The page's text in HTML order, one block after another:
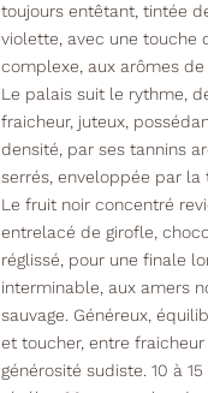
toujours entêtant, tintée
violette, avec une touche
complexe, aux arômes de
Le palais suit le rythme,
fraicheur, juteux,
densité, par ses tannins
serrés, enveloppée par la
Le fruit noir concentré
entrelacé de girofle,
réglissé, pour une finale
interminable, aux amers
sauvage. Généreux,
et toucher, entre
générosité sudiste. 10 à